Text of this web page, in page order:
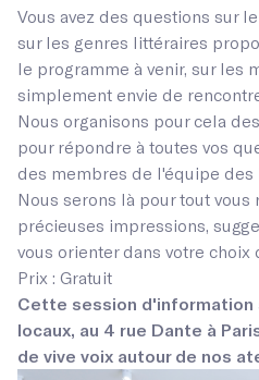
Vous avez des questions sur
sur les genres littéraires
le programme à venir, sur les
simplement envie de
Nous organisons pour cela
pour répondre à toutes vos
des membres de l'équipe des
Nous serons là pour tout vous
précieuses impressions,
vous orienter dans votre
Prix : Gratuit
Cette session d'information
locaux, au 4 rue Dante à
de vive voix autour de nos